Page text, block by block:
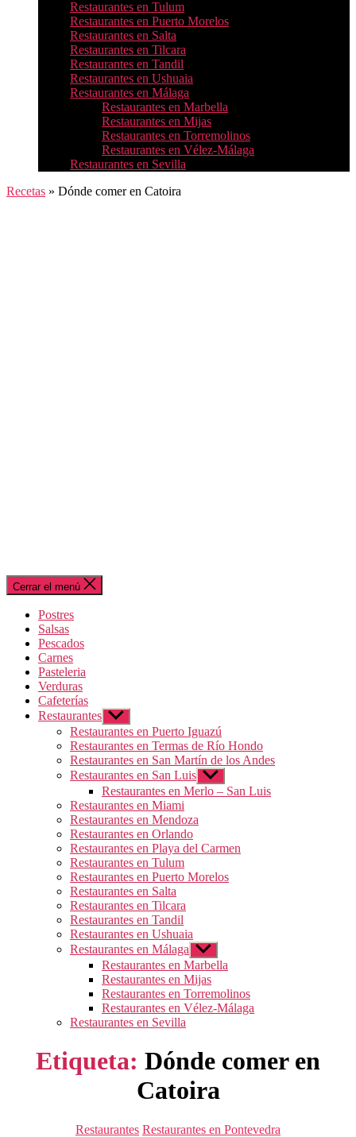
Restaurantes en Tulum
Restaurantes en Puerto Morelos
Restaurantes en Salta
Restaurantes en Tilcara
Restaurantes en Tandil
Restaurantes en Ushuaia
Restaurantes en Málaga
Restaurantes en Marbella
Restaurantes en Mijas
Restaurantes en Torremolinos
Restaurantes en Vélez-Málaga
Restaurantes en Sevilla
Recetas » Dónde comer en Catoira
Cerrar el menú
Postres
Salsas
Pescados
Carnes
Pasteleria
Verduras
Cafeterías
Restaurantes Mostrar
el
submenú
Restaurantes en Puerto Iguazú
Restaurantes en Termas de Río Hondo
Restaurantes en San Martín de los Andes
Restaurantes en San Luis Mostrar
el
submenú
Restaurantes en Merlo – San Luis
Restaurantes en Miami
Restaurantes en Mendoza
Restaurantes en Orlando
Restaurantes en Playa del Carmen
Restaurantes en Tulum
Restaurantes en Puerto Morelos
Restaurantes en Salta
Restaurantes en Tilcara
Restaurantes en Tandil
Restaurantes en Ushuaia
Restaurantes en Málaga Mostrar
el
submenú
Restaurantes en Marbella
Restaurantes en Mijas
Restaurantes en Torremolinos
Restaurantes en Vélez-Málaga
Restaurantes en Sevilla
Etiqueta: Dónde comer en
Catoira
Categorías
Restaurantes Restaurantes en Pontevedra